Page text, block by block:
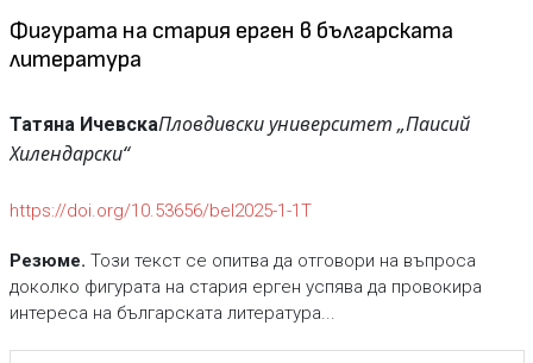
Фигурата на стария ерген в българската
литература
Татяна ИчевскаПловдивски университет „Паисий
Хилендарски“
https://doi.org/10.53656/bel2025-1-1T
Резюме. Този текст се опитва да отговори на въпроса
доколко фигурата на стария ерген успява да провокира
интереса на българската литература...